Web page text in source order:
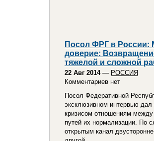
Посол ФРГ в России:
доверие:
тяжелой и сложной
22 Авг 2014— РОССИЯ
Комментариев нет
Посол Федеративной
эксклюзивном интервью дал
кризисом отношениям
путей их нормализации. По
открытым канал